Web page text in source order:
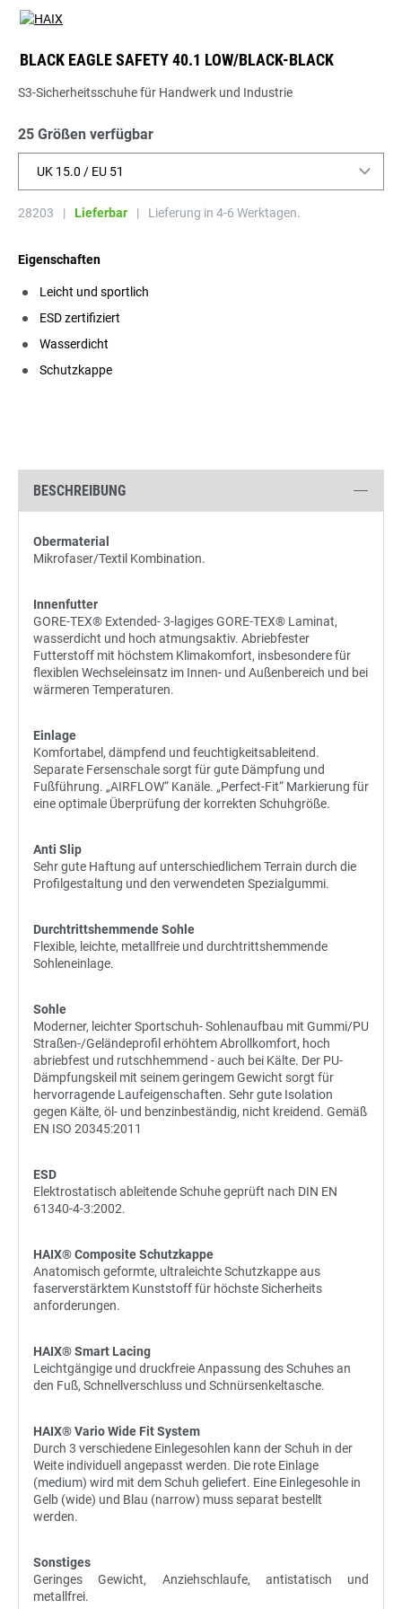
BLACK EAGLE SAFETY 40.1 LOW/BLACK-BLACK
S3-Sicherheitsschuhe für Handwerk und Industrie
25 Größen verfügbar
UK 15.0 / EU 51
28203 | Lieferbar | Lieferung in 4-6 Werktagen.
Eigenschaften
Leicht und sportlich
ESD zertifiziert
Wasserdicht
Schutzkappe
BESCHREIBUNG
Obermaterial
Mikrofaser/Textil Kombination.
Innenfutter
GORE-TEX® Extended- 3-lagiges GORE-TEX® Laminat,
wasserdicht und hoch atmungsaktiv. Abriebfester
Futterstoff mit höchstem Klimakomfort, insbesondere für
flexiblen Wechseleinsatz im Innen- und Außenbereich und bei
wärmeren Temperaturen.
Einlage
Komfortabel, dämpfend und feuchtigkeitsableitend.
Separate Fersenschale sorgt für gute Dämpfung und
Fußführung. „AIRFLOW“ Kanäle. „Perfect-Fit“ Markierung für
eine optimale Überprüfung der korrekten Schuhgröße.
Anti Slip
Sehr gute Haftung auf unterschiedlichem Terrain durch die
Profilgestaltung und den verwendeten Spezialgummi.
Durchtrittshemmende Sohle
Flexible, leichte, metallfreie und durchtrittshemmende
Sohleneinlage.
Sohle
Moderner, leichter Sportschuh- Sohlenaufbau mit Gummi/PU
Straßen-/Geländeprofil erhöhtem Abrollkomfort, hoch
abriebfest und rutschhemmend - auch bei Kälte. Der PU-
Dämpfungskeil mit seinem geringem Gewicht sorgt für
hervorragende Laufeigenschaften. Sehr gute Isolation
gegen Kälte, öl- und benzinbeständig, nicht kreidend. Gemäß
EN ISO 20345:2011
ESD
Elektrostatisch ableitende Schuhe geprüft nach DIN EN
61340-4-3:2002.
HAIX® Composite Schutzkappe
Anatomisch geformte, ultraleichte Schutzkappe aus
faserverstärktem Kunststoff für höchste Sicherheits
anforderungen.
HAIX® Smart Lacing
Leichtgängige und druckfreie Anpassung des Schuhes an
den Fuß, Schnellverschluss und Schnürsenkeltasche.
HAIX® Vario Wide Fit System
Durch 3 verschiedene Einlegesohlen kann der Schuh in der
Weite individuell angepasst werden. Die rote Einlage
(medium) wird mit dem Schuh geliefert. Eine Einlegesohle in
Gelb (wide) und Blau (narrow) muss separat bestellt
werden.
Sonstiges
Geringes Gewicht, Anziehschlaufe, antistatisch und
metallfrei.